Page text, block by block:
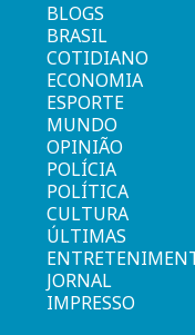
BLOGS
BRASIL
COTIDIANO
ECONOMIA
ESPORTE
MUNDO
OPINIÃO
POLÍCIA
POLÍTICA
CULTURA
ÚLTIMAS
JORNAL
IMPRESSO